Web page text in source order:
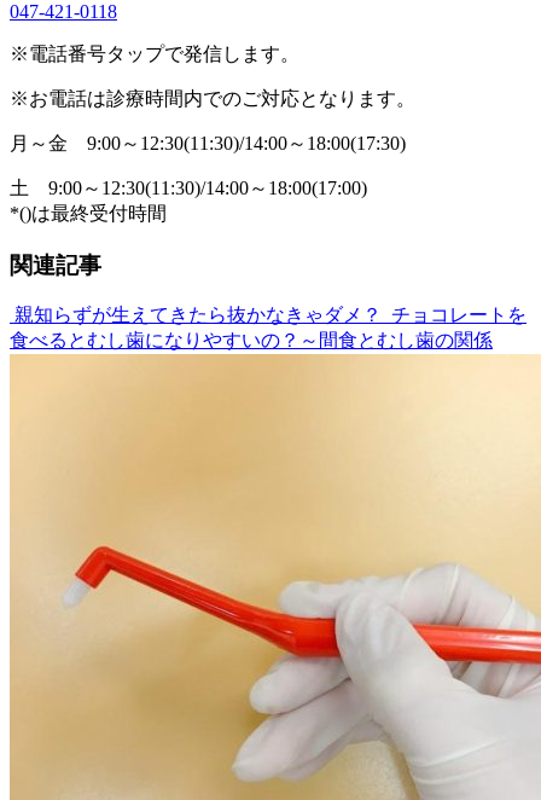
047-421-0118
※電話番号タップで発信します。
※お電話は診療時間内でのご対応となります。
月～金 9:00～12:30(11:30)/14:00～18:00(17:30)
土
9:00～12:30(11:30)/14:00～18:00(17:00)
*()は最終受付時間
関連記事
親知らずが生えてきたら抜かなきゃダメ？
チョコレートを
食べるとむし歯になりやすいの？～間食とむし歯の関係